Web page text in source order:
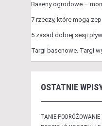
Baseny ogrodowe –
7 rzeczy, które mogą
5 zasad dobrej sesji
Targi basenowe. Targi
OSTATNIE
TANIE